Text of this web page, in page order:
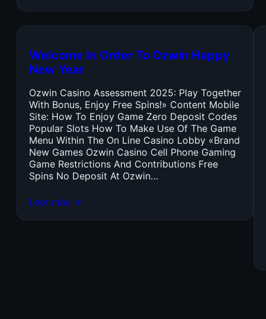
Welcome In Order To Ozwin Happy
New Year
Ozwin Casino Assessment 2025: Play Together
With Bonus, Enjoy Free Spins!» Content Mobile
Site: How To Enjoy Game Zero Deposit Codes
Popular Slots How To Make Use Of The Game
Menu Within The On Line Casino Lobby «Brand
New Games Ozwin Casino Cell Phone Gaming
Game Restrictions And Contributions Free
Spins No Deposit At Ozwin…
Leer más →